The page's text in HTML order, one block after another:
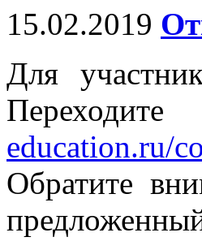
15.02.2019
Для
education.ru/
Обратите